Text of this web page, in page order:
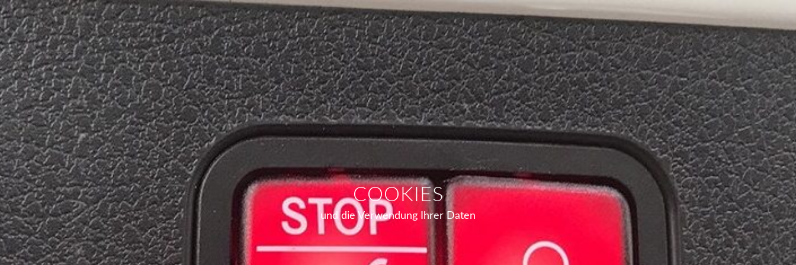
COOKIES
und die Verwendung Ihrer Daten